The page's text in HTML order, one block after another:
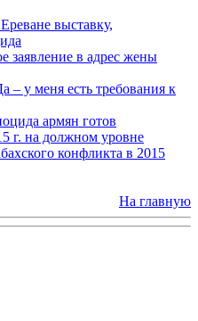
выставку,
заявление в адрес жены
у меня есть требования к
армян готов
г. на должном уровне
конфликта в 2015
На главную